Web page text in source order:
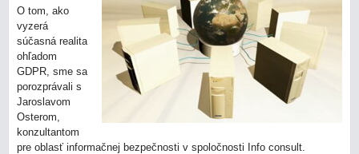
O tom, ako
vyzerá
súčasná realita
ohľadom
GDPR, sme sa
porozprávali s
Jaroslavom
Osterom,
konzultantom
pre oblasť informačnej bezpečnosti v spoločnosti Info consult.